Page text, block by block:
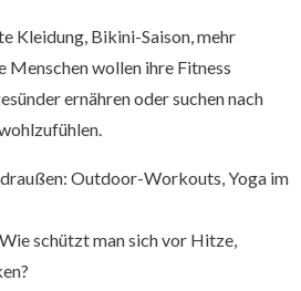
Kleidung, Bikini-Saison, mehr
Menschen wollen ihre Fitness
ernähren oder suchen nach
Outdoor-Workouts, Yoga im
schützt man sich vor Hitze,